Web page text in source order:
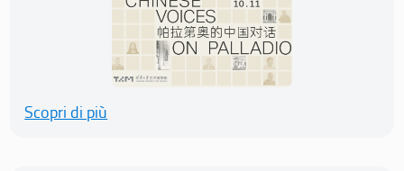
Scopri di più